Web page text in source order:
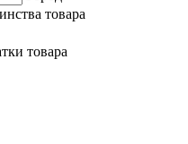
товара
товара